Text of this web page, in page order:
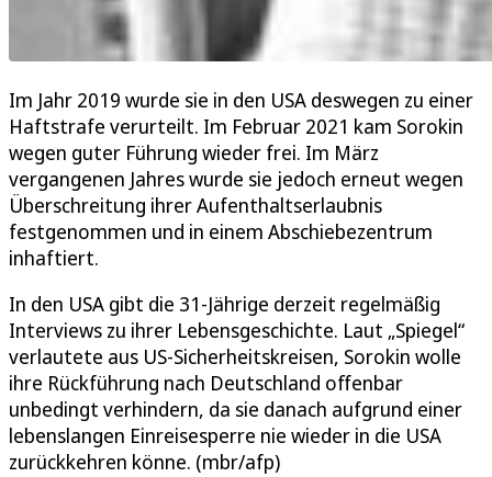
Im Jahr 2019 wurde sie in den USA deswegen zu einer
Haftstrafe verurteilt. Im Februar 2021 kam Sorokin
wegen guter Führung wieder frei. Im März
vergangenen Jahres wurde sie jedoch erneut wegen
Überschreitung ihrer Aufenthaltserlaubnis
festgenommen und in einem Abschiebezentrum
inhaftiert.
In den USA gibt die 31-Jährige derzeit regelmäßig
Interviews zu ihrer Lebensgeschichte. Laut „Spiegel“
verlautete aus US-Sicherheitskreisen, Sorokin wolle
ihre Rückführung nach Deutschland offenbar
unbedingt verhindern, da sie danach aufgrund einer
lebenslangen Einreisesperre nie wieder in die USA
zurückkehren könne. (mbr/afp)